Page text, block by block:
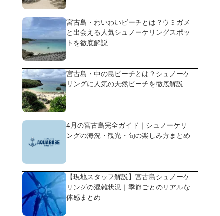
宮古島・わいわいビーチとは？ウミガメ
と出会える人気シュノーケリングスポッ
トを徹底解説
宮古島・中の島ビーチとは？シュノーケ
リングに人気の天然ビーチを徹底解説
4月の宮古島完全ガイド｜シュノーケリ
ングの海況・観光・旬の楽しみ方まとめ
【現地スタッフ解説】宮古島シュノーケ
リングの混雑状況｜季節ごとのリアルな
体感まとめ